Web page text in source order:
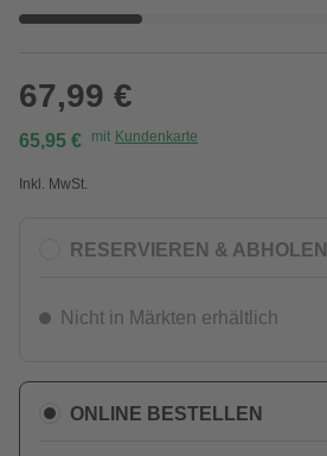
67,99 €
65,95 € mit Kundenkarte
Inkl. MwSt.
RESERVIEREN & ABHOLEN
Nicht in Märkten erhältlich
ONLINE BESTELLEN